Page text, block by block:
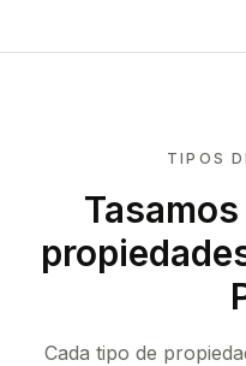
TIPOS
Cada tipo de